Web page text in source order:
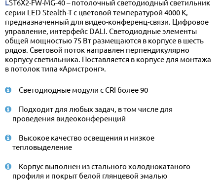
LST6X2-FW-MG-40 – потолочный светодиодный светильник
серии LED Stealth-T с цветовой температурой 4000 К,
предназначенный для видео-конференц-связи. Цифровое
управление, интерфейс DALI. Светодиодные элементы
общей мощностью 75 Вт размещаются в корпусе в шесть
рядов. Световой поток направлен перпендикулярно
корпусу светильника. Поставляется в корпусе для монтажа
в потолок типа «Армстронг».
Светодиодные модули с CRI более 90
Подходит для любых задач, в том числе для
проведения видеоконференций
Высокое качество освещения и низкое
тепловыделение
Корпус выполнен из стального холоднокатаного
профиля и покрыт белой глянцевой эмалью